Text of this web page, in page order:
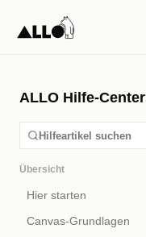
ALLO Hilfe-Center
Hilfeartikel suchen
Übersicht
Hier starten
Canvas-Grundlagen